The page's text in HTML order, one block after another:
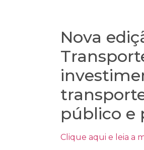
Nova
público e
Clique aqui e leia a